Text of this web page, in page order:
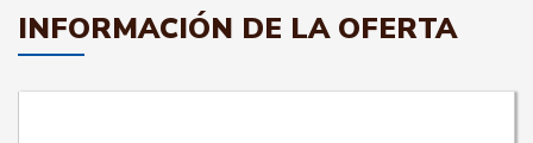
INFORMACIÓN DE LA OFERTA